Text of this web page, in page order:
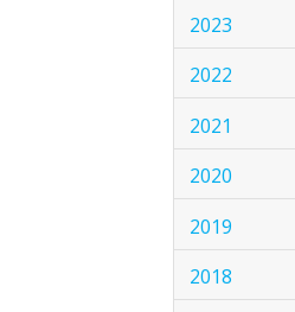
2023
2022
2021
2020
2019
2018